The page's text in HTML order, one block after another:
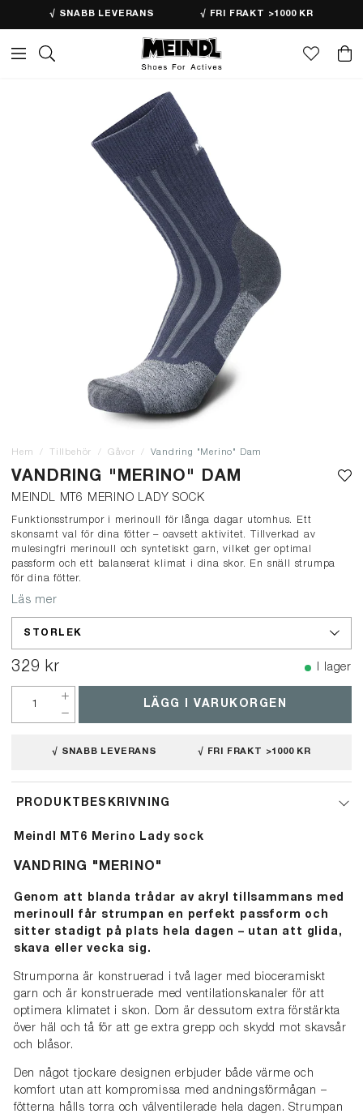
√ SNABB LEVERANS √ FRI FRAKT >1000 KR
Hem Tillbehör Gåvor Vandring "Merino" Dam
VANDRING "MERINO" DAM
MEINDL MT6 MERINO LADY SOCK
Funktionsstrumpor i merinoull för långa dagar utomhus. Ett
skonsamt val för dina fötter – oavsett aktivitet. Tillverkad av
mulesingfri merinoull och syntetiskt garn, vilket ger optimal
passform och ett balanserat klimat i dina skor. En snäll strumpa
för dina fötter.
Läs mer
STORLEK
329 kr I lager
LÄGG I VARUKORGEN
√ SNABB LEVERANS √ FRI FRAKT >1000 KR
PRODUKTBESKRIVNING
Meindl MT6 Merino Lady sock
VANDRING "MERINO"
Genom att blanda trådar av akryl tillsammans med
merinoull får strumpan en perfekt passform och
sitter stadigt på plats hela dagen – utan att glida,
skava eller vecka sig.
Strumporna är konstruerad i två lager med bioceramiskt
garn och är konstruerade med ventilationskanaler för att
optimera klimatet i skon. Dom är dessutom extra förstärkta
över häl och tå för att ge extra grepp och skydd mot skavsår
och blåsor.
Den något tjockare designen erbjuder både värme och
komfort utan att kompromissa med andningsförmågan –
fötterna hålls torra och välventilerade hela dagen. Strumpan